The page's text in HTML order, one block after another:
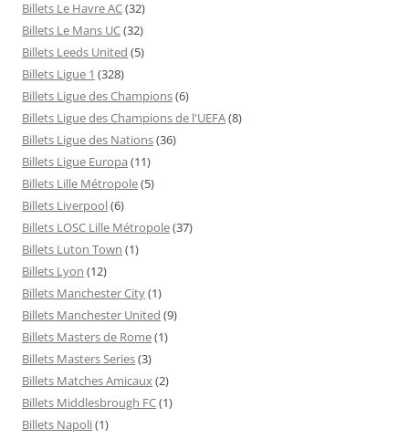
Billets Le Havre AC(32)
Billets Le Mans UC(32)
Billets Leeds United (5)
Billets Ligue 1 (328)
Billets Ligue des Champions(6)
Billets Ligue des Champions de l'UEFA(8)
Billets Ligue des Nations(36)
Billets Ligue Europa (11)
Billets Lille Métropole(5)
Billets Liverpool(6)
Billets LOSC Lille Métropole(37)
Billets Luton Town (1)
Billets Lyon (12)
Billets Manchester City(1)
Billets Manchester United (9)
Billets Masters de Rome(1)
Billets Masters Series(3)
Billets Matches Amicaux(2)
Billets Middlesbrough FC(1)
Billets Napoli(1)